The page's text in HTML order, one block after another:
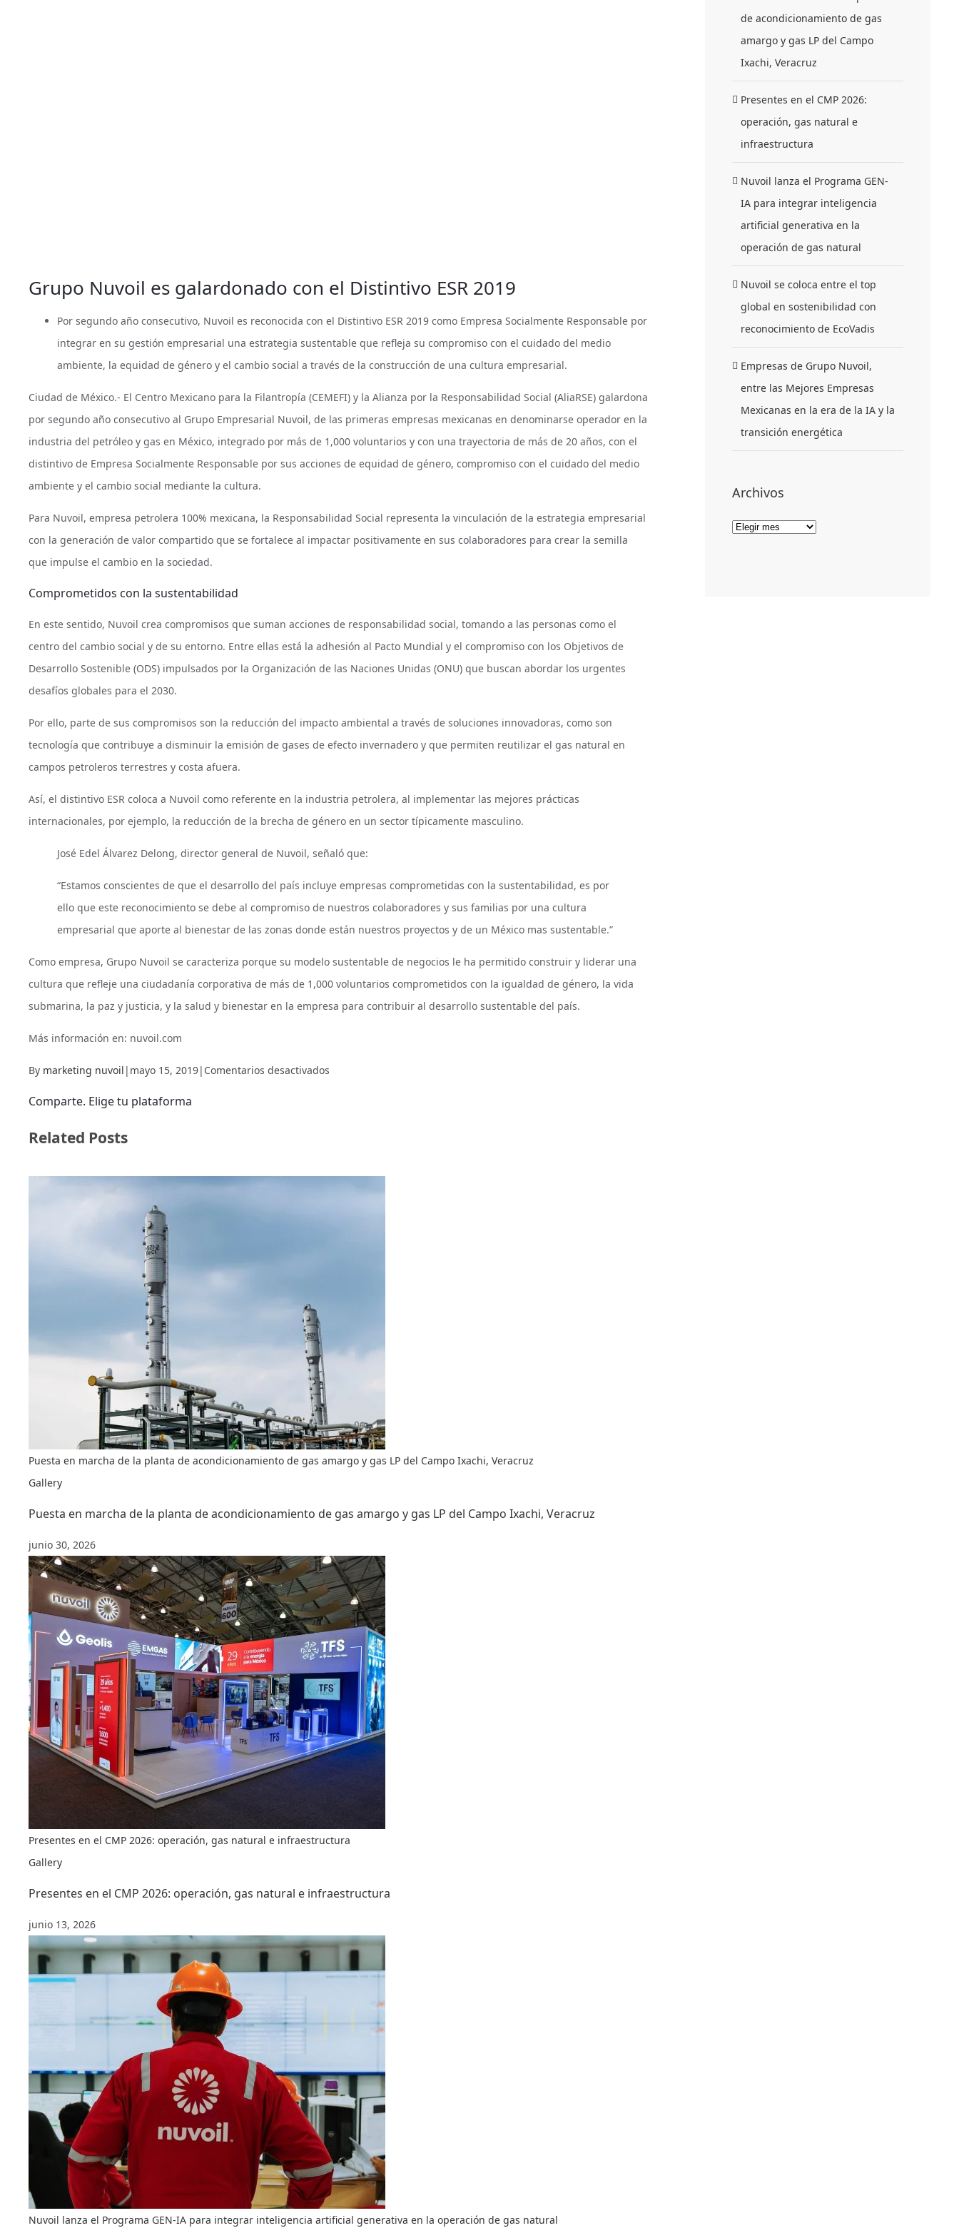
Grupo Nuvoil es galardonado con el Distintivo ESR 2019
Por segundo año consecutivo, Nuvoil es reconocida con el Distintivo ESR 2019 como Empresa Socialmente Responsable por
integrar en su gestión empresarial una estrategia sustentable que refleja su compromiso con el cuidado del medio
ambiente, la equidad de género y el cambio social a través de la construcción de una cultura empresarial.
Ciudad de México.- El Centro Mexicano para la Filantropía (CEMEFI) y la Alianza por la Responsabilidad Social (AliaRSE) galardona
por segundo año consecutivo al Grupo Empresarial Nuvoil, de las primeras empresas mexicanas en denominarse operador en la
industria del petróleo y gas en México, integrado por más de 1,000 voluntarios y con una trayectoria de más de 20 años, con el
distintivo de Empresa Socialmente Responsable por sus acciones de equidad de género, compromiso con el cuidado del medio
ambiente y el cambio social mediante la cultura.
Para Nuvoil, empresa petrolera 100% mexicana, la Responsabilidad Social representa la vinculación de la estrategia empresarial
con la generación de valor compartido que se fortalece al impactar positivamente en sus colaboradores para crear la semilla
que impulse el cambio en la sociedad.
Comprometidos con la sustentabilidad
En este sentido, Nuvoil crea compromisos que suman acciones de responsabilidad social, tomando a las personas como el
centro del cambio social y de su entorno. Entre ellas está la adhesión al Pacto Mundial y el compromiso con los Objetivos de
Desarrollo Sostenible (ODS) impulsados por la Organización de las Naciones Unidas (ONU) que buscan abordar los urgentes
desafíos globales para el 2030.
Por ello, parte de sus compromisos son la reducción del impacto ambiental a través de soluciones innovadoras, como son
tecnología que contribuye a disminuir la emisión de gases de efecto invernadero y que permiten reutilizar el gas natural en
campos petroleros terrestres y costa afuera.
Así, el distintivo ESR coloca a Nuvoil como referente en la industria petrolera, al implementar las mejores prácticas
internacionales, por ejemplo, la reducción de la brecha de género en un sector típicamente masculino.
José Edel Álvarez Delong, director general de Nuvoil, señaló que:
“Estamos conscientes de que el desarrollo del país incluye empresas comprometidas con la sustentabilidad, es por
ello que este reconocimiento se debe al compromiso de nuestros colaboradores y sus familias por una cultura
empresarial que aporte al bienestar de las zonas donde están nuestros proyectos y de un México mas sustentable.”
Como empresa, Grupo Nuvoil se caracteriza porque su modelo sustentable de negocios le ha permitido construir y liderar una
cultura que refleje una ciudadanía corporativa de más de 1,000 voluntarios comprometidos con la igualdad de género, la vida
submarina, la paz y justicia, y la salud y bienestar en la empresa para contribuir al desarrollo sustentable del país.
Más información en: nuvoil.com
By marketing nuvoil | mayo 15, 2019| Comentarios desactivados
con
Comparte. Elige tu plataforma
Related Posts
Puesta en marcha de la planta de acondicionamiento de gas amargo y gas LP del Campo Ixachi, Veracruz
Gallery
Puesta en marcha de la planta de acondicionamiento de gas amargo y gas LP del Campo Ixachi, Veracruz
junio 30, 2026
Presentes en el CMP 2026: operación, gas natural e infraestructura
Gallery
Presentes en el CMP 2026: operación, gas natural e infraestructura
junio 13, 2026
Nuvoil lanza el Programa GEN-IA para integrar inteligencia artificial generativa en la operación de gas natural
de acondicionamiento de gas
amargo y gas LP del Campo
Ixachi, Veracruz
Presentes en el CMP 2026:
operación, gas natural e
infraestructura
Nuvoil lanza el Programa GEN-
IA para integrar inteligencia
artificial generativa en la
operación de gas natural
Nuvoil se coloca entre el top
global en sostenibilidad con
reconocimiento de EcoVadis
Empresas de Grupo Nuvoil,
entre las Mejores Empresas
Mexicanas en la era de la IA y la
transición energética
Archivos
Archivos